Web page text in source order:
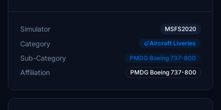
Simulator MSFS2020
Category Aircraft Liveries
Sub-Category PMDG Boeing 737-800
Affiliation PMDG Boeing 737-800